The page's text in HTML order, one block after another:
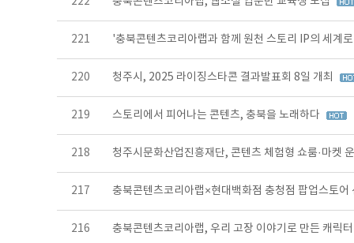
221 '충북콘텐츠코리아랩과 함께 원천 스토리 IP의 세계
220 청주시, 2025 라이징스타콘 결과발표회 8일 개최
219 스토리에서 피어나는 콘텐츠, 충북을 노래하다
218 청주시문화산업진흥재단, 콘텐츠 체험형 쇼룸·마켓
217 충북콘텐츠코리아랩×현대백화점 충청점 팝업스토어
216 충북콘텐츠코리아랩, 우리 고장 이야기로 만든 캐릭터